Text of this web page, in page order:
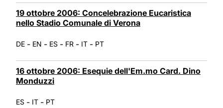
19 ottobre 2006: Concelebrazione Eucaristica
nello Stadio Comunale di Verona
DE - EN - ES - FR - IT - PT
16 ottobre 2006: Esequie dell'Em.mo Card. Dino
Monduzzi
ES - IT - PT